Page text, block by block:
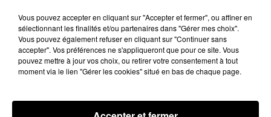
Vous pouvez accepter en cliquant sur "Accepter et fermer", ou affiner en
sélectionnant les finalités et/ou partenaires dans "Gérer mes choix".
Vous pouvez également refuser en cliquant sur "Continuer sans
accepter". Vos préférences ne s'appliqueront que pour ce site. Vous
pouvez mettre à jour vos choix, ou retirer votre consentement à tout
moment via le lien "Gérer les cookies" situé en bas de chaque page.